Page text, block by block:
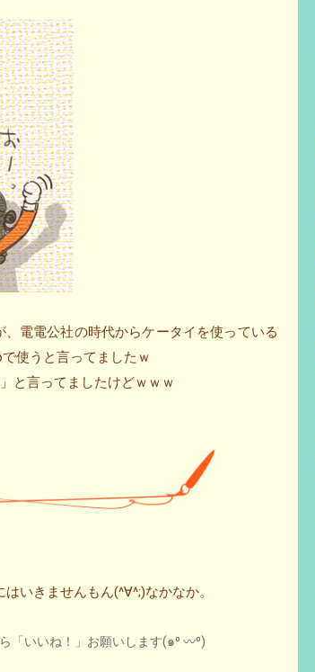
電電公社の時代からケータイを使っている
使うと言ってましたｗ
と言ってましたけどｗｗｗ
いきませんもん(^∀^;)なかなか。
「いいね！」お願いします(๑⁰ 〰⁰)